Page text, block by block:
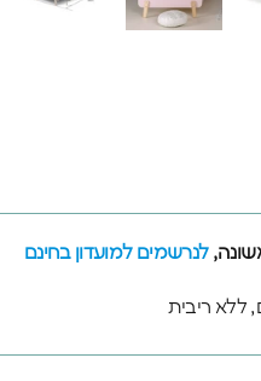
לנרשמים למועדון בחינם